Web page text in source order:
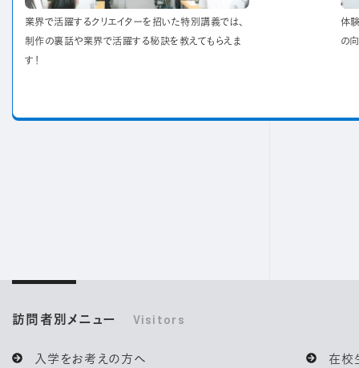
業界で活躍するクリエイターを招いた特別講義では、
制作の裏話や業界で活躍する秘訣を教えてもらえま
す！
体
の
訪問者別メニュー Visitors
入学をお考えの方へ 在校